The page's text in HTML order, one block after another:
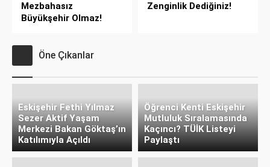
Mezbahasız
Büyükşehir Olmaz!
Zenginlik Dediğiniz!
Öne Çıkanlar
Eskişehir Fethi Yılmaz
Sezer Aktif Yaşam
Merkezi Bakan Göktaş’ın
Katılımıyla Açıldı
Öğrenci Kenti Eskişehir
Mutluluk Sıralamasında
Kaçıncı? TÜİK Listeyi
Paylaştı